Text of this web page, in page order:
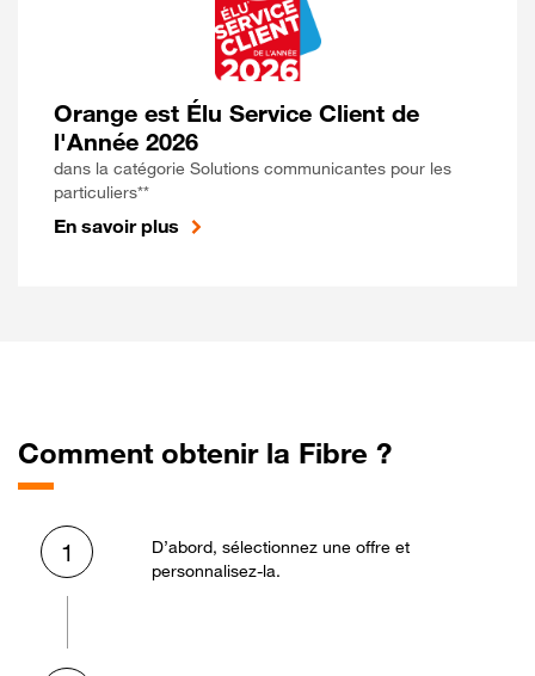
Orange est Élu Service Client de
l'Année 2026
dans la catégorie Solutions communicantes pour les
particuliers**
En savoir plus
Comment obtenir la Fibre ?
1
D’abord, sélectionnez une offre et
personnalisez-la.